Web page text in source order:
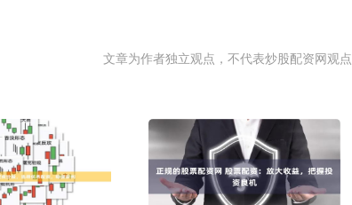
文章为作者独立观点，不代表炒股配资网观点